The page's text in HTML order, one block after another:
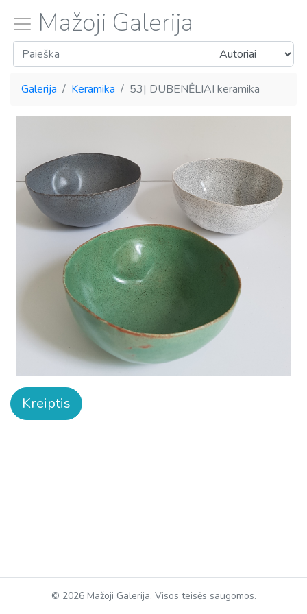
Mažoji Galerija
Galerija Keramika 53| DUBENĖLIAI keramika
Kreiptis
© 2026 Mažoji Galerija. Visos teisės saugomos.